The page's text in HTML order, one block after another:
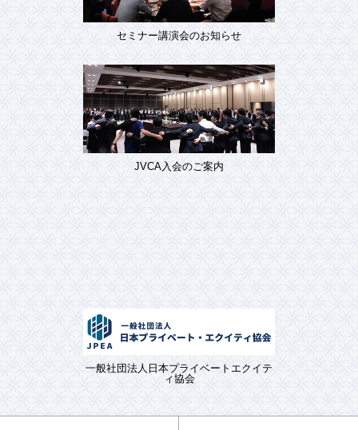
セミナー講演会のお知らせ
JVCA入会のご案内
一般社団法人日本プライベートエクイテ
ィ協会